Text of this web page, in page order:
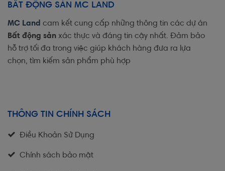
BẤT ĐỘNG SẢN MC LAND
MC Land cam kết cung cấp những thông tin các dự án
Bất động sản xác thực và đáng tin cậy nhất. Đảm bảo
hỗ trợ tối đa trong việc giúp khách hàng đưa ra lựa
chọn, tìm kiếm sản phẩm phù hợp
THÔNG TIN CHÍNH SÁCH
Điều Khoản Sử Dụng
Chính sách bảo mật